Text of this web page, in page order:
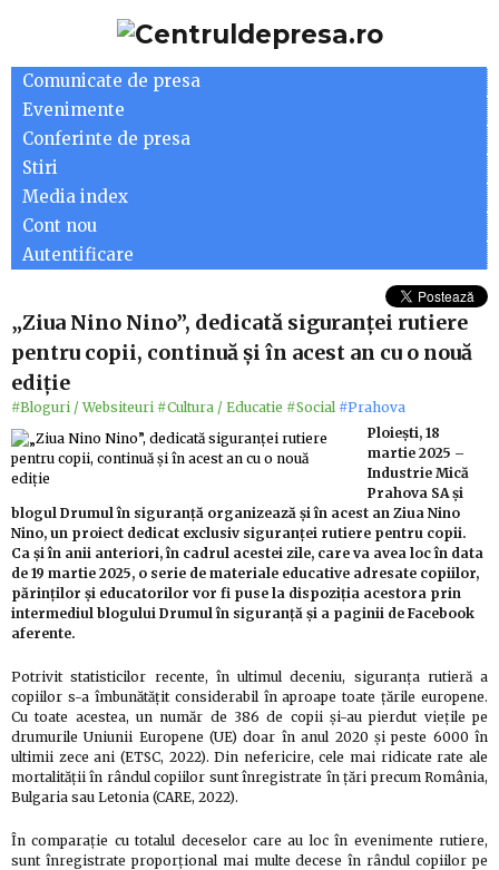
Comunicate de presa
Evenimente
Conferinte de presa
Stiri
Media index
Cont nou
Autentificare
„Ziua Nino Nino”, dedicată siguranţei rutiere
pentru copii, continuă și în acest an cu o nouă
ediție
#Bloguri / Websiteuri #Cultura / Educatie #Social #Prahova
Ploiești, 18
martie 2025 –
Industrie Mică
Prahova SA şi
blogul Drumul în siguranţă organizează și în acest an Ziua Nino
Nino, un proiect dedicat exclusiv siguranţei rutiere pentru copii.
Ca și în anii anteriori, în cadrul acestei zile, care va avea loc în data
de 19 martie 2025, o serie de materiale educative adresate copiilor,
părinţilor şi educatorilor vor fi puse la dispoziţia acestora prin
intermediul blogului Drumul în siguranţă şi a paginii de Facebook
aferente.
Potrivit statisticilor recente, în ultimul deceniu, siguranța rutieră a
copiilor s-a îmbunătățit considerabil în aproape toate țările europene.
Cu toate acestea, un număr de 386 de copii și-au pierdut viețile pe
drumurile Uniunii Europene (UE) doar în anul 2020 și peste 6000 în
ultimii zece ani (ETSC, 2022). Din nefericire, cele mai ridicate rate ale
mortalității în rândul copiilor sunt înregistrate în țări precum România,
Bulgaria sau Letonia (CARE, 2022).
În comparație cu totalul deceselor care au loc în evenimente rutiere,
sunt înregistrate proporțional mai multe decese în rândul copiilor pe